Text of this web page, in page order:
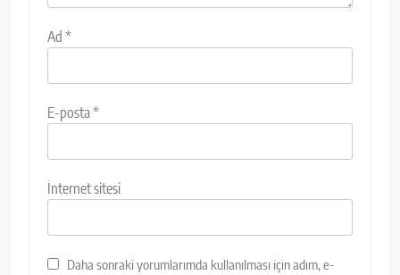
Ad *
E-posta*
İnternet sitesi
Daha sonraki yorumlarımda kullanılması için adım, e-